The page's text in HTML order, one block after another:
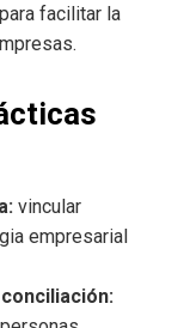
facilitar la
vincular
empresarial